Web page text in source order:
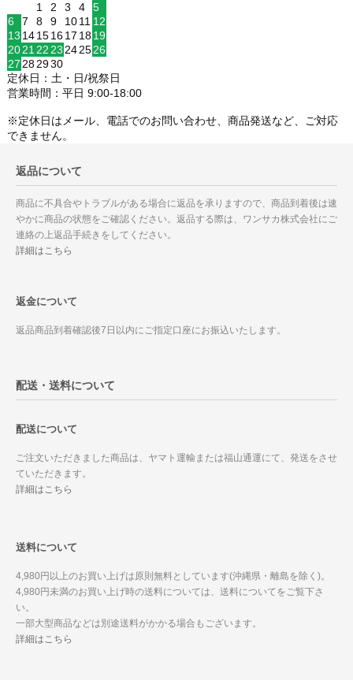
1
2 3 4
5
6
7 8 9 1011 12
13 14151617 1819
2021 22 23 242526
27 282930
定休日：土・日/祝祭日
営業時間：平日 9:00-18:00
※定休日はメール、電話でのお問い合わせ、商品発送など、ご対応
できません。
返品について
商品に不具合やトラブルがある場合に返品を承りますので、商品到着後は速
やかに商品の状態をご確認ください。返品する際は、ワンサカ株式会社にご
連絡の上返品手続きをしてください。
詳細はこちら
返金について
返品商品到着確認後7日以内にご指定口座にお振込いたします。
配送・送料について
配送について
ご注文いただきました商品は、ヤマト運輸または福山通運にて、発送をさせ
ていただきます。
詳細はこちら
送料について
4,980円以上のお買い上げは原則無料としています(沖縄県・離島を除く)。
4,980円未満のお買い上げ時の送料については、送料についてをご覧下さ
い。
一部大型商品などは別途送料がかかる場合もございます。
詳細はこちら